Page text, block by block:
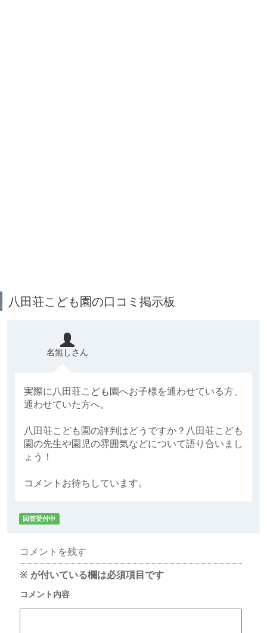
八田荘こども園の口コミ掲示板
名無しさん
実際に八田荘こども園へお子様を通わせている方、
通わせていた方へ。
八田荘こども園の評判はどうですか？八田荘こども
園の先生や園児の雰囲気などについて語り合いまし
ょう！
コメントお待ちしています。
回答受付中
コメントを残す
※ が付いている欄は必須項目です